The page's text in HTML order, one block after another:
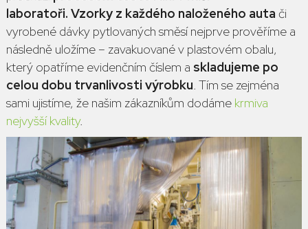
laboratoři. Vzorky z každého naloženého auta či
vyrobené dávky pytlovaných směsí nejprve prověříme a
následně uložíme – zavakuované v plastovém obalu,
který opatříme evidenčním číslem a skladujeme po
celou dobu trvanlivosti výrobku. Tím se zejména
sami ujistíme, že našim zákazníkům dodáme krmiva
nejvyšší kvality.